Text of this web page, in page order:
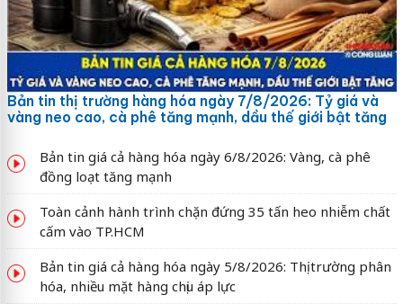
Bản tin thị trường hàng hóa ngày 7/8/2026: Tỷ giá và
vàng neo cao, cà phê tăng mạnh, dầu thế giới bật tăng
Bản tin giá cả hàng hóa ngày 6/8/2026: Vàng, cà phê
đồng loạt tăng mạnh
Toàn cảnh hành trình chặn đứng 35 tấn heo nhiễm chất
cấm vào TP.HCM
Bản tin giá cả hàng hóa ngày 5/8/2026: Thị trường phân
hóa, nhiều mặt hàng chịu áp lực